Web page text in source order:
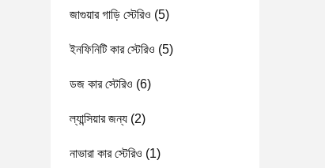
জাগুয়ার গাড়ি স্টেরিও (5)
ইনফিনিটি কার স্টেরিও (5)
ডজ কার স্টেরিও (6)
ল্যান্সিয়ার জন্য (2)
নাভারা কার স্টেরিও (1)